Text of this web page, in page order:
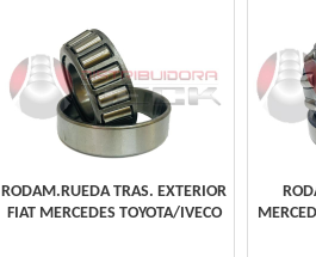
RODAM.RUEDA TRAS. EXTERIOR
FIAT MERCEDES TOYOTA/IVECO